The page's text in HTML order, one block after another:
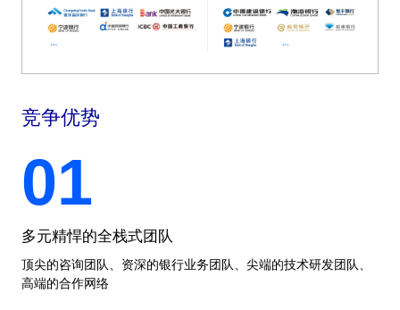
竞争优势
01
多元精悍的全栈式团队
顶尖的咨询团队、资深的银行业务团队、尖端的技术研发团队、
高端的合作网络